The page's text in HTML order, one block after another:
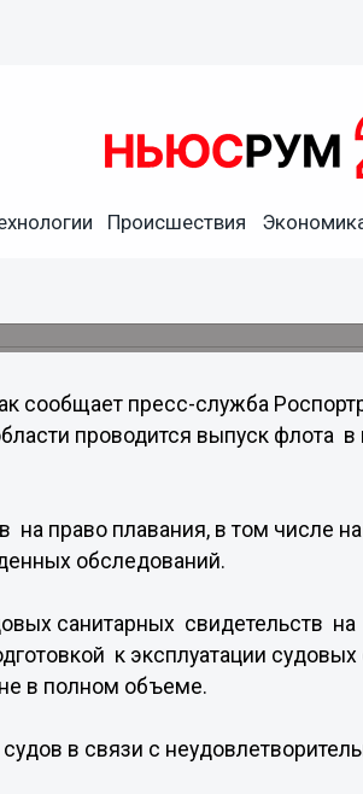
Происшествия
области не
сообщает пресс-служба
проводится выпуск флота в
право плавания, в том числе на
обследований.
санитарных свидетельств на
к эксплуатации судовых
в полном объеме.
в связи с